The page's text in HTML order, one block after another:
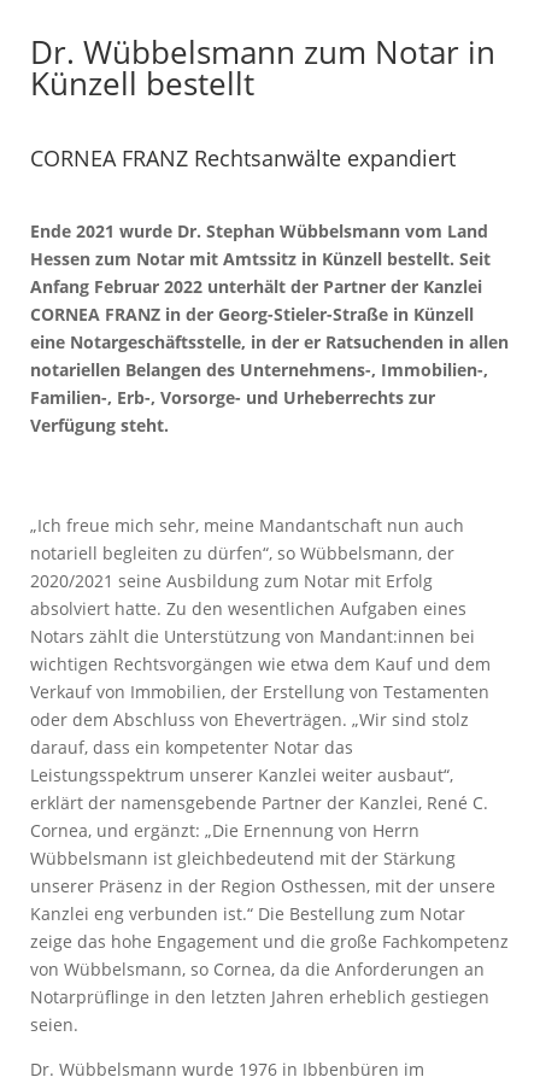
Dr. Wübbelsmann zum Notar in
Künzell bestellt
CORNEA FRANZ Rechtsanwälte expandiert
Ende 2021 wurde Dr. Stephan Wübbelsmann vom Land
Hessen zum Notar mit Amtssitz in Künzell bestellt. Seit
Anfang Februar 2022 unterhält der Partner der Kanzlei
CORNEA FRANZ in der Georg-Stieler-Straße in Künzell
eine Notargeschäftsstelle, in der er Ratsuchenden in allen
notariellen Belangen des Unternehmens-, Immobilien-,
Familien-, Erb-, Vorsorge- und Urheberrechts zur
Verfügung steht.
„Ich freue mich sehr, meine Mandantschaft nun auch
notariell begleiten zu dürfen“, so Wübbelsmann, der
2020/2021 seine Ausbildung zum Notar mit Erfolg
absolviert hatte. Zu den wesentlichen Aufgaben eines
Notars zählt die Unterstützung von Mandant:innen bei
wichtigen Rechtsvorgängen wie etwa dem Kauf und dem
Verkauf von Immobilien, der Erstellung von Testamenten
oder dem Abschluss von Eheverträgen. „Wir sind stolz
darauf, dass ein kompetenter Notar das
Leistungsspektrum unserer Kanzlei weiter ausbaut“,
erklärt der namensgebende Partner der Kanzlei, René C.
Cornea, und ergänzt: „Die Ernennung von Herrn
Wübbelsmann ist gleichbedeutend mit der Stärkung
unserer Präsenz in der Region Osthessen, mit der unsere
Kanzlei eng verbunden ist.“ Die Bestellung zum Notar
zeige das hohe Engagement und die große Fachkompetenz
von Wübbelsmann, so Cornea, da die Anforderungen an
Notarprüflinge in den letzten Jahren erheblich gestiegen
seien.
Dr. Wübbelsmann wurde 1976 in Ibbenbüren im